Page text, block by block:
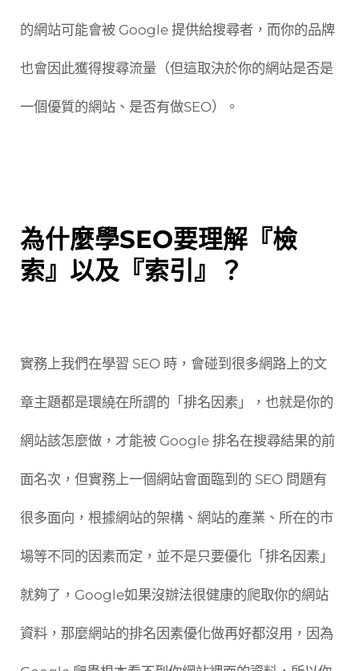
的網站可能會被 Google 提供給搜尋者，而你的品牌
也會因此獲得搜尋流量（但這取決於你的網站是否是
一個優質的網站、是否有做SEO）。
為什麼學SEO要理解『檢
索』以及『索引』？
實務上我們在學習 SEO 時，會碰到很多網路上的文
章主題都是環繞在所謂的「排名因素」，也就是你的
網站該怎麼做，才能被 Google 排名在搜尋結果的前
面名次，但實務上一個網站會面臨到的 SEO 問題有
很多面向，根據網站的架構、網站的產業、所在的市
場等不同的因素而定，並不是只要優化「排名因素」
就夠了，Google如果沒辦法很健康的爬取你的網站
資料，那麼網站的排名因素優化做再好都沒用，因為